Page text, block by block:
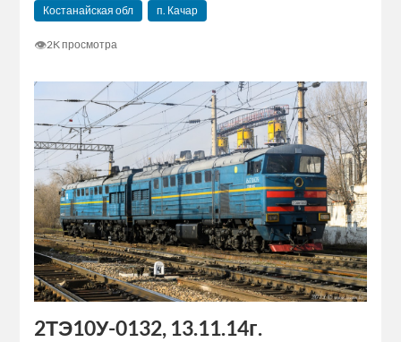
Костанайская обл
п. Качар
👁2K просмотра
2ТЭ10У-0132, 13.11.14г.